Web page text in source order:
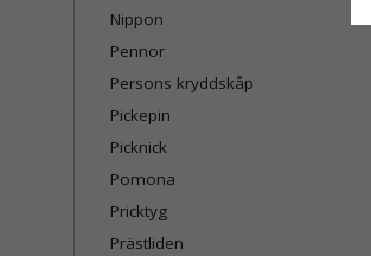
Nippon
Pennor
Persons kryddskåp
Pickepin
Picknick
Pomona
Pricktyg
Prästliden